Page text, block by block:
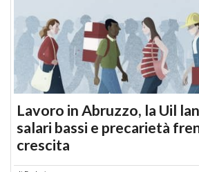
Lavoro in Abruzzo, la Uil
salari bassi e precarietà
crescita